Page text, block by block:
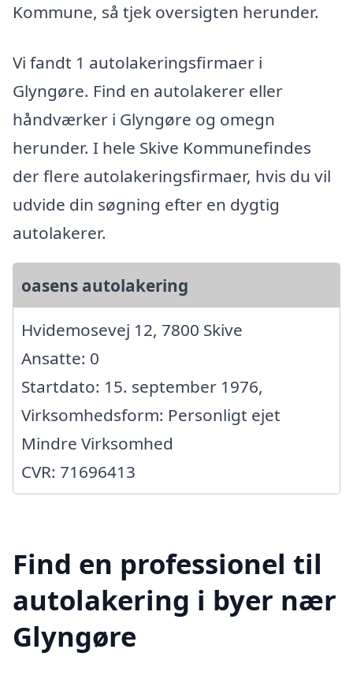
Kommune, så tjek oversigten herunder.
Vi fandt 1 autolakeringsfirmaer i
Glyngøre. Find en autolakerer eller
håndværker i Glyngøre og omegn
herunder. I hele Skive Kommunefindes
der flere autolakeringsfirmaer, hvis du vil
udvide din søgning efter en dygtig
autolakerer.
oasens autolakering
Hvidemosevej 12, 7800 Skive
Ansatte: 0
Startdato: 15. september 1976,
Virksomhedsform: Personligt ejet
Mindre Virksomhed
CVR: 71696413
Find en professionel til
autolakering i byer nær
Glyngøre